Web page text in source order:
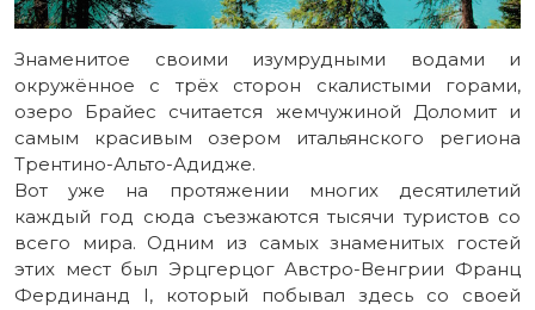
Знаменитое своими изумрудными водами и
окружённое с трёх сторон скалистыми горами,
озеро Брайес считается жемчужиной Доломит и
самым красивым озером итальянского региона
Трентино-Альто-Адидже.
Вот уже на протяжении многих десятилетий
каждый год сюда съезжаются тысячи туристов со
всего мира. Одним из самых знаменитых гостей
этих мест был Эрцгерцог Австро-Венгрии Франц
Фердинанд I, который побывал здесь со своей